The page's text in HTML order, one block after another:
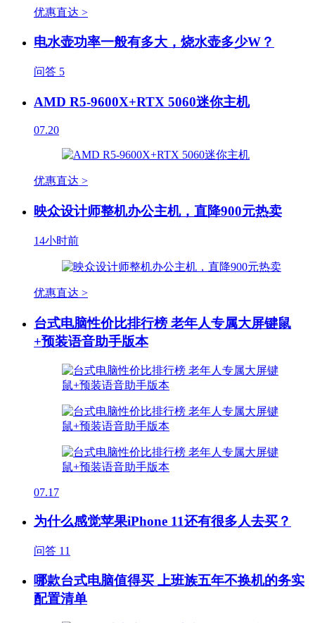
优惠直达 >
电水壶功率一般有多大，烧水壶多少W？
问答 5
AMD R5-9600X+RTX 5060迷你主机
07.20
优惠直达 >
映众设计师整机办公主机，直降900元热卖
14小时前
优惠直达 >
台式电脑性价比排行榜 老年人专属大屏键鼠
+预装语音助手版本
07.17
为什么感觉苹果iPhone 11还有很多人去买？
问答 11
哪款台式电脑值得买 上班族五年不换机的务实
配置清单